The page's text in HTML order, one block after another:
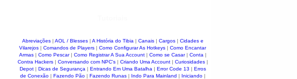
Abreviações| AOL / Blesses| A História do Tibia | Canais| Cargos| Cidades e
Vilarejos | Comandos de Players | Como Configurar As Hotkeys | Como Encantar
Armas| Como Pescar| Como Registrar A Sua Account| Como se Casar| Conta |
Contra Hackers| Conversando com NPC's| Criando Uma Account| Curiosidades|
Depot| Dicas de Segurança | Entrando Em Uma Batalha | Error Code 13 | Erros
de Conexão| Fazendo Pão| Fazendo Runas| Indo Para Mainland | Iniciando|